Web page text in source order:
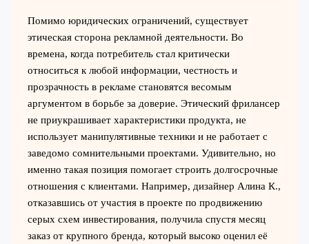
Помимо юридических ограничений, существует
этическая сторона рекламной деятельности. Во
времена, когда потребитель стал критически
относиться к любой информации, честность и
прозрачность в рекламе становятся весомым
аргументом в борьбе за доверие. Этический фрилансер
не приукрашивает характеристики продукта, не
использует манипулятивные техники и не работает с
заведомо сомнительными проектами. Удивительно, но
именно такая позиция помогает строить долгосрочные
отношения с клиентами. Например, дизайнер Алина К.,
отказавшись от участия в проекте по продвижению
серых схем инвестирования, получила спустя месяц
заказ от крупного бренда, который высоко оценил её